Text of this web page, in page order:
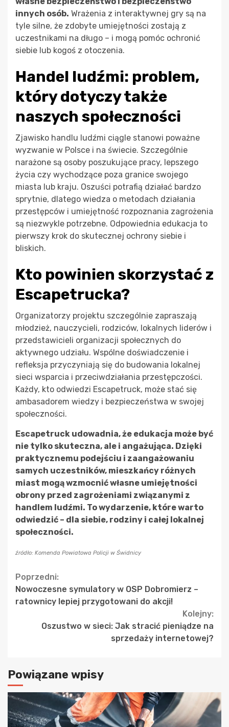
innych osób. Wrażenia z interaktywnej gry są na
tyle silne, że zdobyte umiejętności zostają z
uczestnikami na długo – i mogą pomóc ochronić
siebie lub kogoś z otoczenia.
Handel ludźmi: problem,
który dotyczy także
naszych społeczności
Zjawisko handlu ludźmi ciągle stanowi poważne
wyzwanie w Polsce i na świecie. Szczególnie
narażone są osoby poszukujące pracy, lepszego
życia czy wychodzące poza granice swojego
miasta lub kraju. Oszuści potrafią działać bardzo
sprytnie, dlatego wiedza o metodach działania
przestępców i umiejętność rozpoznania zagrożenia
są niezwykle potrzebne. Odpowiednia edukacja to
pierwszy krok do skutecznej ochrony siebie i
bliskich.
Kto powinien skorzystać z
Escapetrucka?
Organizatorzy projektu szczególnie zapraszają
młodzież, nauczycieli, rodziców, lokalnych liderów i
przedstawicieli organizacji społecznych do
aktywnego udziału. Wspólne doświadczenie i
refleksja przyczyniają się do budowania lokalnej
sieci wsparcia i przeciwdziałania przestępczości.
Każdy, kto odwiedzi Escapetruck, może stać się
ambasadorem wiedzy i bezpieczeństwa w swojej
społeczności.
Escapetruck udowadnia, że edukacja może być
nie tylko skuteczna, ale i angażująca. Dzięki
praktycznemu podejściu i zaangażowaniu
samych uczestników, mieszkańcy różnych
miast mogą wzmocnić własne umiejętności
obrony przed zagrożeniami związanymi z
handlem ludźmi. To wydarzenie, które warto
odwiedzić – dla siebie, rodziny i całej lokalnej
społeczności.
źródło: Komenda Powiatowa Policji w Świdnicy
Continue
Reading
Poprzedni:
Nowoczesne symulatory w OSP Dobromierz –
ratownicy lepiej przygotowani do akcji!
Kolejny:
Oszustwo w sieci: Jak stracić pieniądze na
sprzedaży internetowej?
Powiązane wpisy